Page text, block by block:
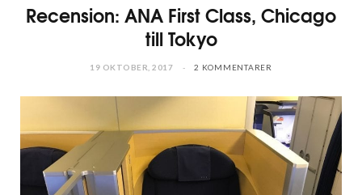
Recension: ANA First Class, Chicago
till Tokyo
19 OKTOBER, 2017 2 KOMMENTARER